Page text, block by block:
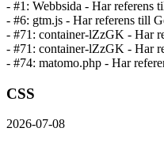
- #1: Webbsida - Har referens
- #6: gtm.js - Har referens till
- #71: container-lZzGK - Har
- #71: container-lZzGK - Har
- #74: matomo.php - Har
CSS
2026-07-08